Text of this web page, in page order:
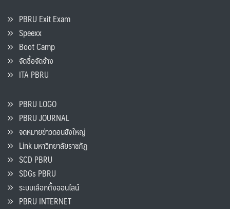
PBRU Exit Exam
Speexx
Boot Camp
จัดซื้อจัดจ้าง
ITA PBRU
PBRU LOGO
PBRU JOURNAL
จดหมายข่าวดอนขังใหญ่
Link มหาวิทยาลัยราชภัฏ
SCD PBRU
SDGs PBRU
ระบบเลือกตั้งออนไลน์
PBRU INTERNET